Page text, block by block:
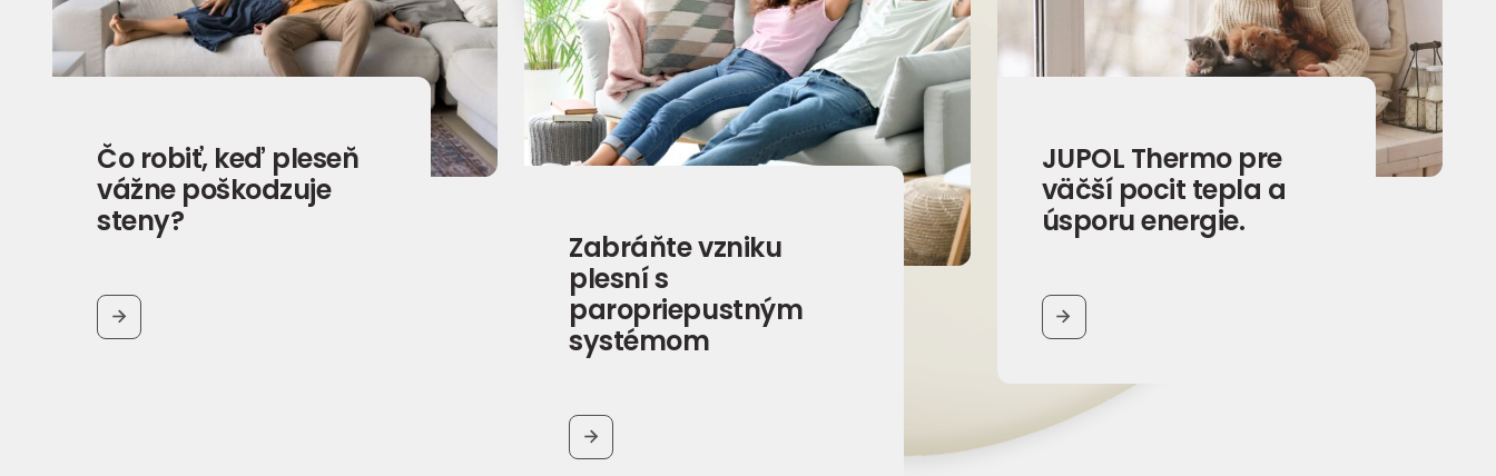
Čo robiť, keď pleseň
vážne poškodzuje
steny?
BUTTON
Zabráňte vzniku
plesní s
paropriepustným
systémom
BUTTON
JUPOL Thermo pre
väčší pocit tepla a
úsporu energie.
BUTTON